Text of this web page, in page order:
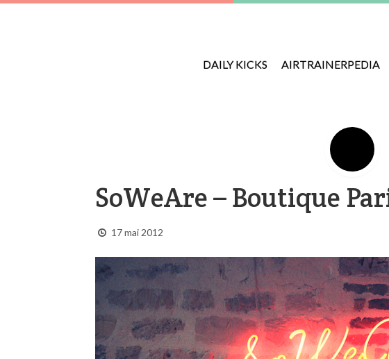
DAILY KICKS AIRTRAINERPEDIA
SoWeAre – Boutique
17 mai 2012